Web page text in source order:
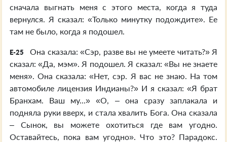
сначала выгнать меня с этого места, когда я туда
вернулся. Я сказал: «Только минутку подождите». Ее
там не было, когда я подошел.
E-25
Она сказала: «Сэр, разве вы не умеете читать?» Я
сказал: «Да, мэм». Я подошел. Я сказал: «Вы не знаете
меня». Она сказала: «Нет, сэр. Я вас не знаю. На том
автомобиле лицензия Индианы?» И я сказал: «Я брат
Бранхам. Ваш му...» «О, – она сразу заплакала и
подняла руки вверх, и стала хвалить Бога. Она сказала
– Сынок, вы можете охотиться где вам угодно.
Оставайтесь, пока вам угодно». Что это? Парадокс.